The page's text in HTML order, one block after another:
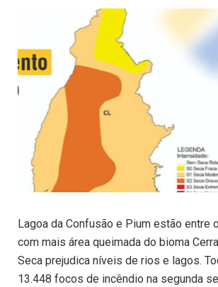
Lagoa da Confusão e Pium estão entre
com mais área queimada do bioma
Seca prejudica níveis de rios e lagos.
13.448 focos de incêndio na segunda